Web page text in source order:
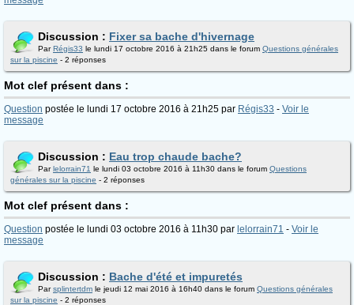
Discussion : Fixer sa bache d'hivernage
ParRégis33 le lundi 17 octobre 2016 à 21h25 dans le forum Questions générales
sur la piscine - 2 réponses
Mot clef présent dans :
Question postée le lundi 17 octobre 2016 à 21h25 par Régis33 - Voir le
message
Discussion : Eau trop chaude bache?
Parlelorrain71 le lundi 03 octobre 2016 à 11h30 dans le forum Questions
générales sur la piscine - 2 réponses
Mot clef présent dans :
Question postée le lundi 03 octobre 2016 à 11h30 par lelorrain71 - Voir le
message
Discussion : Bache d'été et impuretés
Parsplintertdm le jeudi 12 mai 2016 à 16h40 dans le forum Questions générales
sur la piscine - 2 réponses